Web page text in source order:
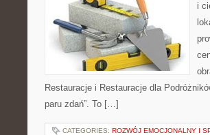
i
Restauracje i Restauracje dla
paru zdań”. To […]
CATEGORIES: ROZWÓJ EMOCJONALNY I